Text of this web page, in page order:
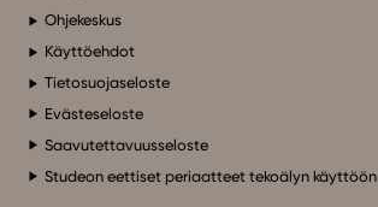
Ohjekeskus
Käyttöehdot
Tietosuojaseloste
Evästeseloste
Saavutettavuusseloste
Studeon eettiset periaatteet tekoälyn käyttöön